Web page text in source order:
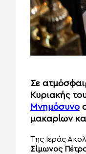
Σε
Κυριακής
Μνημόσυνο
μακαρίων
Της Ιεράς
Σίμωνος